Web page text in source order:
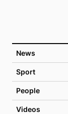
News
Sport
People
Videos